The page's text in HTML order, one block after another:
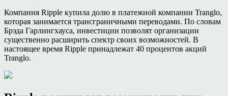
Компания Ripple купила долю в платежной компании Tranglo,
которая занимается трансграничными переводами. По словам
Брэда Гарлингхауса, инвестиции позволят организации
существенно расширить спектр своих возможностей. В
настоящее время Ripple принадлежат 40 процентов акций
Tranglo.